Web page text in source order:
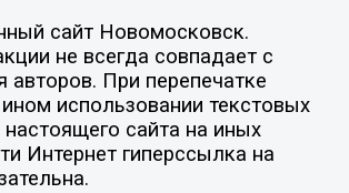
сайт Новомосковск.
не всегда совпадает с
авторов. При перепечатке
использовании текстовых
сайта на иных
Интернет гиперссылка на